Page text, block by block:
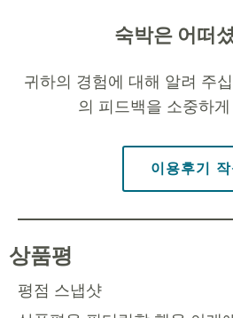
숙박은 어떠
귀하의 경험에 대해 알려 주
의 피드백을 소중하
이용후기